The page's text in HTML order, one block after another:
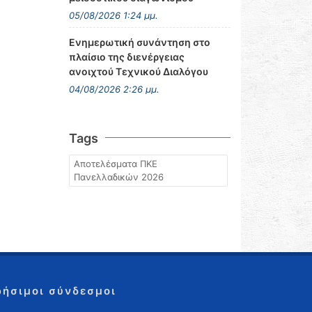
05/08/2026 1:24 μμ.
Ενημερωτική συνάντηση στο
πλαίσιο της διενέργειας
ανοιχτού Τεχνικού Διαλόγου
04/08/2026 2:26 μμ.
Tags
Αποτελέσματα ΠΚΕ
Πανελλαδικών 2026
σύνδεσμοι